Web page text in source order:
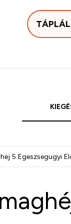
5 Egeszsegugyi